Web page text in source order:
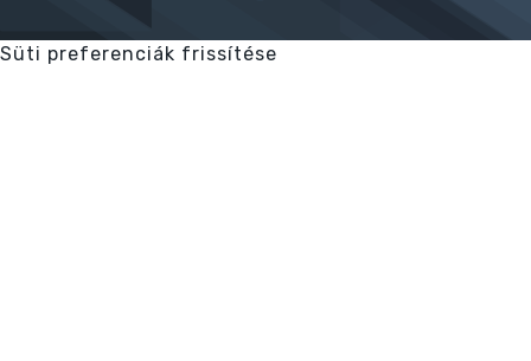
Süti preferenciák frissítése